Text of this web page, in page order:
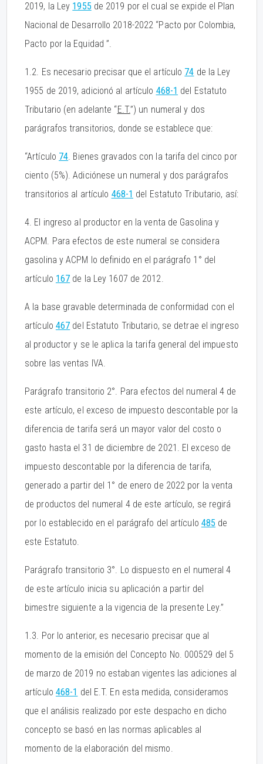
2019, la Ley 1955 de 2019 por el cual se expide el Plan
Nacional de Desarrollo 2018-2022 “Pacto por Colombia,
Pacto por la Equidad ”.
1.2. Es necesario precisar que el artículo 74 de la Ley
1955 de 2019, adicionó al artículo 468-1 del Estatuto
Tributario (en adelante “E.T.”) un numeral y dos
parágrafos transitorios, donde se establece que:
“Artículo 74. Bienes gravados con la tarifa del cinco por
ciento (5%). Adiciónese un numeral y dos parágrafos
transitorios al artículo 468-1 del Estatuto Tributario, así:
4. El ingreso al productor en la venta de Gasolina y
ACPM. Para efectos de este numeral se considera
gasolina y ACPM lo definido en el parágrafo 1° del
artículo 167 de la Ley 1607 de 2012.
A la base gravable determinada de conformidad con el
artículo 467 del Estatuto Tributario, se detrae el ingreso
al productor y se le aplica la tarifa general del impuesto
sobre las ventas IVA.
Parágrafo transitorio 2°. Para efectos del numeral 4 de
este artículo, el exceso de impuesto descontable por la
diferencia de tarifa será un mayor valor del costo o
gasto hasta el 31 de diciembre de 2021. El exceso de
impuesto descontable por la diferencia de tarifa,
generado a partir del 1° de enero de 2022 por la venta
de productos del numeral 4 de este artículo, se regirá
por lo establecido en el parágrafo del artículo 485 de
este Estatuto.
Parágrafo transitorio 3°. Lo dispuesto en el numeral 4
de este artículo inicia su aplicación a partir del
bimestre siguiente a la vigencia de la presente Ley.”
1.3. Por lo anterior, es necesario precisar que al
momento de la emisión del Concepto No. 000529 del 5
de marzo de 2019 no estaban vigentes las adiciones al
artículo 468-1 del E.T. En esta medida, consideramos
que el análisis realizado por este despacho en dicho
concepto se basó en las normas aplicables al
momento de la elaboración del mismo.